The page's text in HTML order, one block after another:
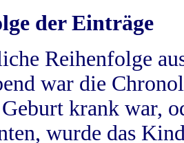
der Einträge
Reihenfolge
war die
krank war,
wurde das